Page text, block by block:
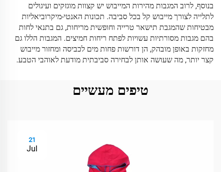
בנוסף, לרוב המגבות מהירות המייבוש יש קצוות מוגזקים ועיגולים
לתלייה לצורך מייבוש קל בכל סביבה. תכונות האנטי-מיקרוביאליות
מבטיחות שהמגבת תישאר טרייה וחופשית מריחות, גם בתנאי לחות
בהם מגבות מסורתיות עשויות לפתח ריחות חמיצים. המגבות הללו גם
מחזקות באופן מובהק, הן דורשות פחות מים לכביסה ומחזור מייבוש
קצר יותר, מה שעושה אותן לבחירה סביבתית מודעת לאוהבי הטבע.
טיפים מעשיים
21
Jul